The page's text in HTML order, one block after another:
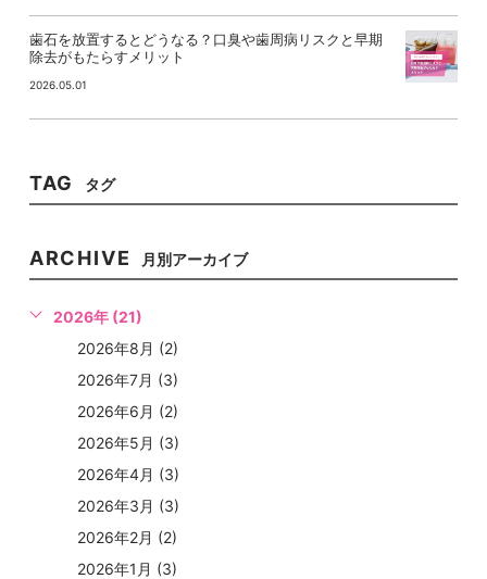
歯石を放置するとどうなる？口臭や歯周病リスクと早期
除去がもたらすメリット
2026.05.01
TAG タグ
ARCHIVE 月別アーカイブ
2026年 (21)
2026年8月 (2)
2026年7月 (3)
2026年6月 (2)
2026年5月 (3)
2026年4月 (3)
2026年3月 (3)
2026年2月 (2)
2026年1月 (3)